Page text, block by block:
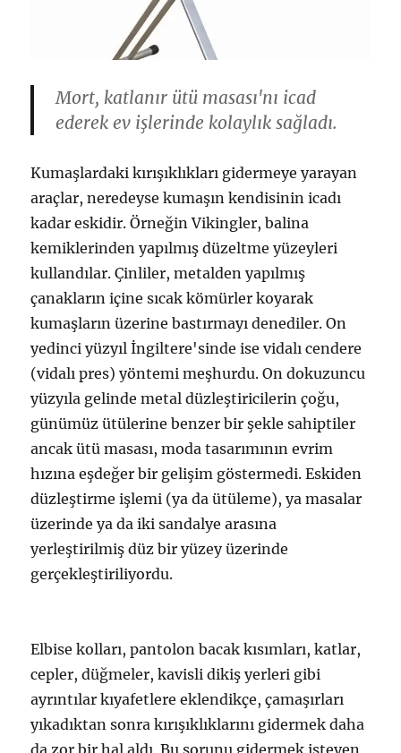
Mort, katlanır ütü masası'nı icad
ederek ev işlerinde kolaylık sağladı.
Kumaşlardaki kırışıklıkları gidermeye yarayan
araçlar, neredeyse kumaşın kendisinin icadı
kadar eskidir. Örneğin Vikingler, balina
kemiklerinden yapılmış düzeltme yüzeyleri
kullandılar. Çinliler, metalden yapılmış
çanakların içine sıcak kömürler koyarak
kumaşların üzerine bastırmayı denediler. On
yedinci yüzyıl İngiltere'sinde ise vidalı cendere
(vidalı pres) yöntemi meşhurdu. On dokuzuncu
yüzyıla gelinde metal düzleştiricilerin çoğu,
günümüz ütülerine benzer bir şekle sahiptiler
ancak ütü masası, moda tasarımının evrim
hızına eşdeğer bir gelişim göstermedi. Eskiden
düzleştirme işlemi (ya da ütüleme), ya masalar
üzerinde ya da iki sandalye arasına
yerleştirilmiş düz bir yüzey üzerinde
gerçekleştiriliyordu.
Elbise kolları, pantolon bacak kısımları, katlar,
cepler, düğmeler, kavisli dikiş yerleri gibi
ayrıntılar kıyafetlere eklendikçe, çamaşırları
yıkadıktan sonra kırışıklıklarını gidermek daha